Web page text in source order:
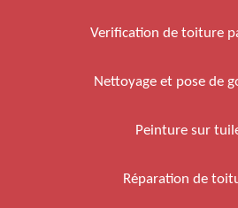
Verification de toiture
Nettoyage et pose de
Peinture sur
Réparation de